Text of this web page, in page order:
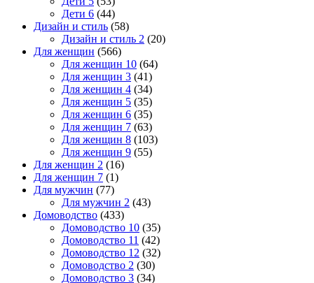
Дети 6 (44)
Дизайн и стиль (58)
Дизайн и стиль 2 (20)
Для женщин (566)
Для женщин 10 (64)
Для женщин 3 (41)
Для женщин 4 (34)
Для женщин 5 (35)
Для женщин 6 (35)
Для женщин 7 (63)
Для женщин 8 (103)
Для женщин 9 (55)
Для женщин 2 (16)
Для женщин 7 (1)
Для мужчин (77)
Для мужчин 2 (43)
Домоводство (433)
Домоводство 10 (35)
Домоводство 11 (42)
Домоводство 12 (32)
Домоводство 2 (30)
Домоводство 3 (34)